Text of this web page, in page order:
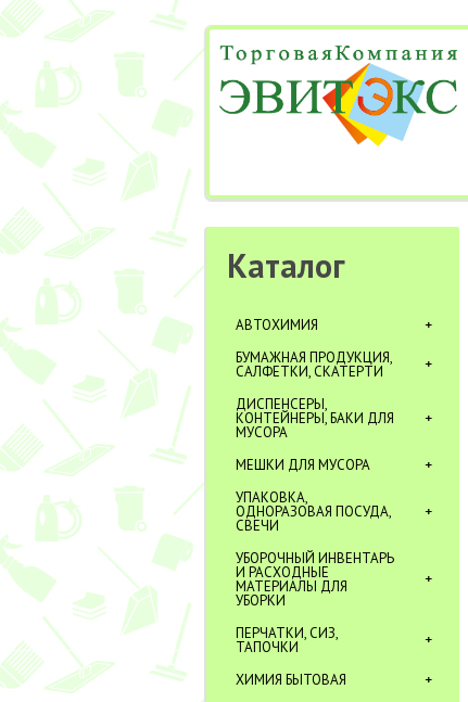
Каталог
АВТОХИМИЯ
БУМАЖНАЯ ПРОДУКЦИЯ,
САЛФЕТКИ, СКАТЕРТИ
ДИСПЕНСЕРЫ,
КОНТЕЙНЕРЫ, БАКИ ДЛЯ
МУСОРА
МЕШКИ ДЛЯ МУСОРА
УПАКОВКА,
ОДНОРАЗОВАЯ ПОСУДА,
СВЕЧИ
УБОРОЧНЫЙ ИНВЕНТАРЬ
И РАСХОДНЫЕ
МАТЕРИАЛЫ ДЛЯ
УБОРКИ
ПЕРЧАТКИ, СИЗ,
ТАПОЧКИ
ХИМИЯ БЫТОВАЯ